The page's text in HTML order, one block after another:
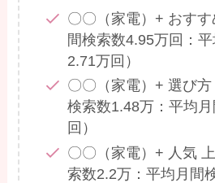
〇〇（家電）+ おす
間検索数4.95万回：
2.71万回）
〇〇（家電）+ 選び
検索数1.48万：平均
回）
〇〇（家電）+ 人気
索数2.2万：平均月間